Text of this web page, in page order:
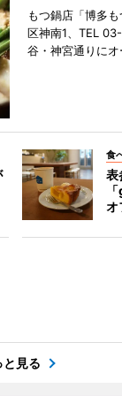
もつ鍋店「博多
区神南1、TEL
谷・神宮通りにオ
食
表
オ
と見る